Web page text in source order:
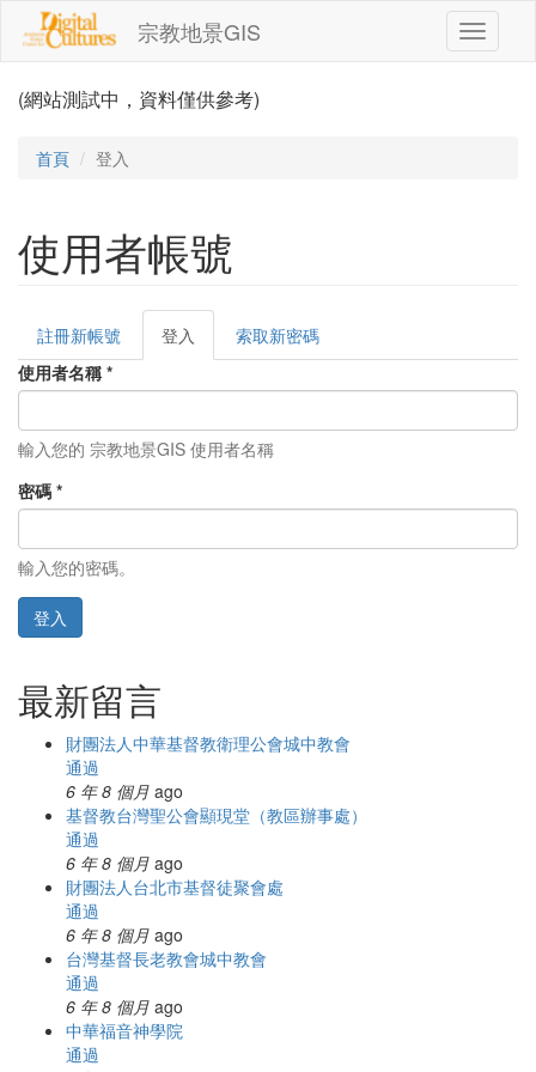
移至主內容
宗教地景GIS
Toggle
(網站測試中，資料僅供參考)
首頁 登入
使用者帳號
主要索引標籤
註冊新帳號 登入
籤)
索取新密碼
使用者名稱 *
輸入您的 宗教地景GIS 使用者名稱
密碼 *
輸入您的密碼。
登入
最新留言
財團法人中華基督教衛理公會城中教會
通過
6 年 8 個月 ago
基督教台灣聖公會顯現堂（教區辦事處）
通過
6 年 8 個月 ago
財團法人台北市基督徒聚會處
通過
6 年 8 個月 ago
台灣基督長老教會城中教會
通過
6 年 8 個月 ago
中華福音神學院
通過